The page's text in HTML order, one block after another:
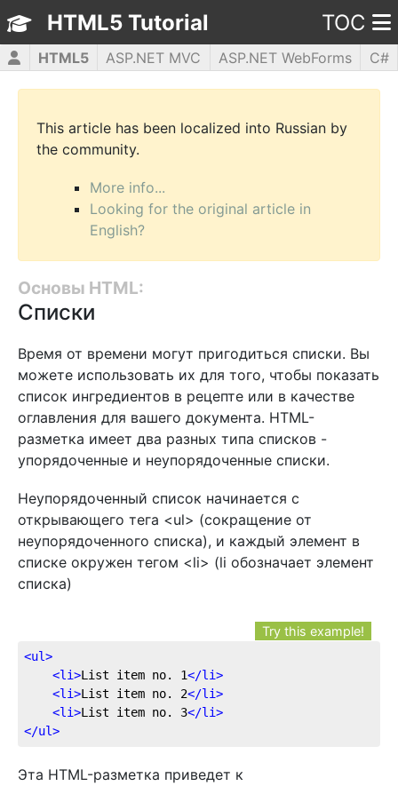
HTML5 Tutorial TOC
HTML5 ASP.NET MVC ASP.NET WebForms
C#
CSS3
JavaScript jQuery PHP5 WPF
This article has been localized into Russian by
the community.
More info...
Looking for the original article in
English?
Основы HTML:
Списки
Время от времени могут пригодиться списки. Вы
можете использовать их для того, чтобы показать
список ингредиентов в рецепте или в качестве
оглавления для вашего документа. HTML-
разметка имеет два разных типа списков -
упорядоченные и неупорядоченные списки.
Неупорядоченный список начинается с
открывающего тега <ul> (сокращение от
неупорядоченного списка), и каждый элемент в
списке окружен тегом <li> (li обозначает элемент
списка)
Try this example!
<ul>
<li>List item no. 1</li>
<li>List item no. 2</li>
<li>List item no. 3</li>
</ul>
Эта HTML-разметка приведет к